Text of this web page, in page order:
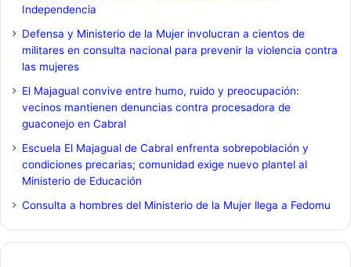
Independencia
Defensa y Ministerio de la Mujer involucran a cientos de
militares en consulta nacional para prevenir la violencia contra
las mujeres
El Majagual convive entre humo, ruido y preocupación:
vecinos mantienen denuncias contra procesadora de
guaconejo en Cabral
Escuela El Majagual de Cabral enfrenta sobrepoblación y
condiciones precarias; comunidad exige nuevo plantel al
Ministerio de Educación
Consulta a hombres del Ministerio de la Mujer llega a Fedomu